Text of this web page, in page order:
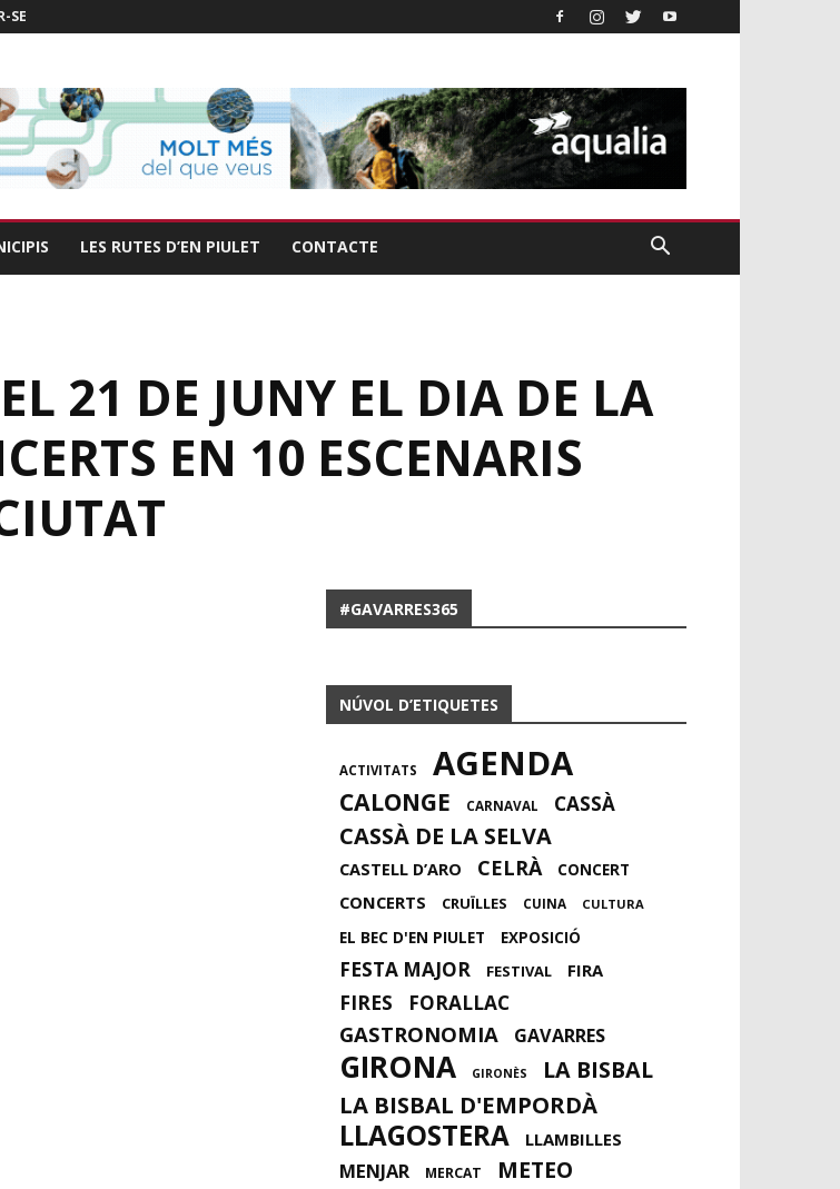
SE
LES RUTES D’EN PIULET CONTACTE
21 DE JUNY EL DIA DE LA
EN 10 ESCENARIS
#GAVARRES365
NÚVOL D’ETIQUETES
ACTIVITATS AGENDA
CALONGE CARNAVAL CASSÀ
CASSÀ DE LA SELVA
CASTELL D’ARO CELRÀ CONCERT
CONCERTS CRUÏLLES CUINA CULTURA
EL BEC D'EN PIULET EXPOSICIÓ
FESTA MAJOR FESTIVAL FIRA
FIRES FORALLAC
GASTRONOMIA GAVARRES
GIRONA GIRONÈS LA BISBAL
LA BISBAL D'EMPORDÀ
LLAGOSTERA LLAMBILLES
MENJAR MERCAT METEO